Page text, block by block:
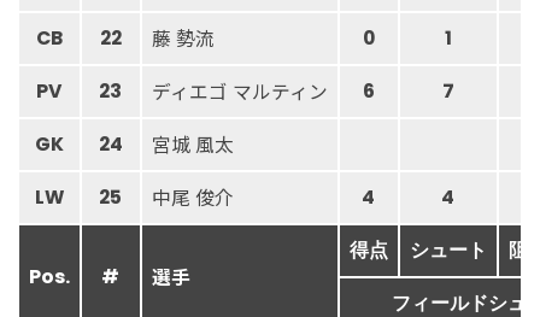
CB 22 藤 勢流 0 1
PV 23 ディエゴ マルティン 6 7
GK 24 宮城 風太
LW 25 中尾 俊介 4 4
Pos. # 選手
得点 シュート 阻
フィールドシュ